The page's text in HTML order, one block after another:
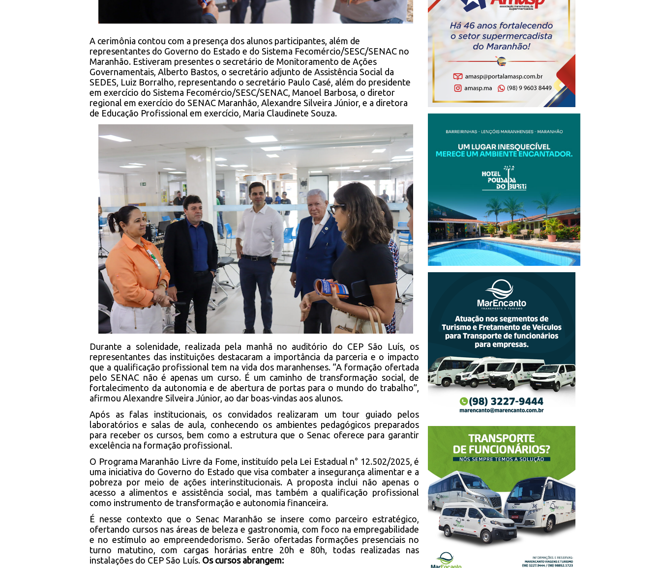
A cerimônia contou com a presença dos alunos participantes, além de
representantes do Governo do Estado e do Sistema Fecomércio/SESC/SENAC no
Maranhão. Estiveram presentes o secretário de Monitoramento de Ações
Governamentais, Alberto Bastos, o secretário adjunto de Assistência Social da
SEDES, Luiz Borralho, representando o secretário Paulo Casé, além do presidente
em exercício do Sistema Fecomércio/SESC/SENAC, Manoel Barbosa, o diretor
regional em exercício do SENAC Maranhão, Alexandre Silveira Júnior, e a diretora
de Educação Profissional em exercício, Maria Claudinete Souza.
Durante a solenidade, realizada pela manhã no auditório do CEP São Luís, os
representantes das instituições destacaram a importância da parceria e o impacto
que a qualificação profissional tem na vida dos maranhenses. “A formação ofertada
pelo SENAC não é apenas um curso. É um caminho de transformação social, de
fortalecimento da autonomia e de abertura de portas para o mundo do trabalho”,
afirmou Alexandre Silveira Júnior, ao dar boas-vindas aos alunos.
Após as falas institucionais, os convidados realizaram um tour guiado pelos
laboratórios e salas de aula, conhecendo os ambientes pedagógicos preparados
para receber os cursos, bem como a estrutura que o Senac oferece para garantir
excelência na formação profissional.
O Programa Maranhão Livre da Fome, instituído pela Lei Estadual n° 12.502/2025, é
uma iniciativa do Governo do Estado que visa combater a insegurança alimentar e a
pobreza por meio de ações interinstitucionais. A proposta inclui não apenas o
acesso a alimentos e assistência social, mas também a qualificação profissional
como instrumento de transformação e autonomia financeira.
É nesse contexto que o Senac Maranhão se insere como parceiro estratégico,
ofertando cursos nas áreas de beleza e gastronomia, com foco na empregabilidade
e no estímulo ao empreendedorismo. Serão ofertadas formações presenciais no
turno matutino, com cargas horárias entre 20h e 80h, todas realizadas nas
instalações do CEP São Luís. Os cursos abrangem: